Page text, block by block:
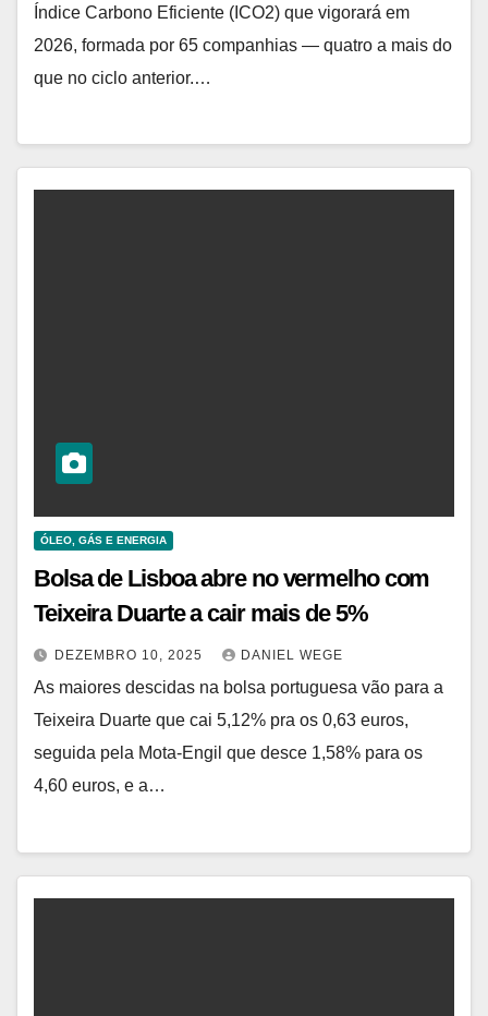
Índice Carbono Eficiente (ICO2) que vigorará em
2026, formada por 65 companhias — quatro a mais do
que no ciclo anterior.…
ÓLEO, GÁS E ENERGIA
Bolsa de Lisboa abre no vermelho com
Teixeira Duarte a cair mais de 5%
DEZEMBRO 10, 2025 DANIEL WEGE
As maiores descidas na bolsa portuguesa vão para a
Teixeira Duarte que cai 5,12% pra os 0,63 euros,
seguida pela Mota-Engil que desce 1,58% para os
4,60 euros, e a…